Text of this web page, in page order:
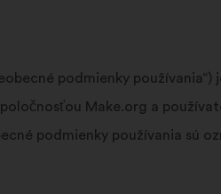
podmienky
Make.org a
podmienky používania sú